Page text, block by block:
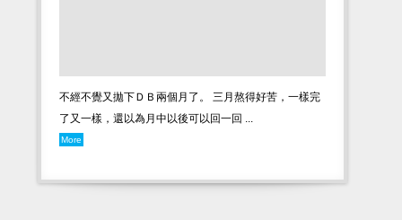
不經不覺又拋下ＤＢ兩個月了。 三月熬得好苦，一樣完
了又一樣，還以為月中以後可以回一回 ...
More